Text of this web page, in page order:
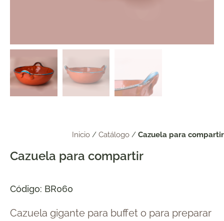
Inicio / Catálogo / Cazuela para compartir
Cazuela para compartir
Código: BR060
Cazuela gigante para buffet o para preparar